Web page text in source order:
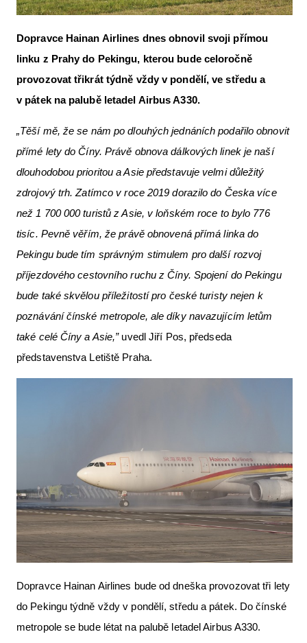
Dopravce Hainan Airlines dnes obnovil svoji přímou
linku z Prahy do Pekingu, kterou bude celoročně
provozovat třikrát týdně vždy v pondělí, ve středu a
v pátek na palubě letadel Airbus A330.
„Těší mě, že se nám po dlouhých jednáních podařilo obnovit
přímé lety do Číny. Právě obnova dálkových linek je naší
dlouhodobou prioritou a Asie představuje velmi důležitý
zdrojový trh. Zatímco v roce 2019 dorazilo do Česka více
než 1 700 000 turistů z Asie, v loňském roce to bylo 776
tisíc. Pevně věřím, že právě obnovená přímá linka do
Pekingu bude tím správným stimulem pro další rozvoj
příjezdového cestovního ruchu z Číny. Spojení do Pekingu
bude také skvělou příležitostí pro české turisty nejen k
poznávání čínské metropole, ale díky navazujícím letům
také celé Číny a Asie,”uvedl Jiří Pos, předseda
představenstva Letiště Praha.
Dopravce Hainan Airlines bude od dneška provozovat tři lety
do Pekingu týdně vždy v pondělí, středu a pátek. Do čínské
metropole se bude létat na palubě letadel Airbus A330.